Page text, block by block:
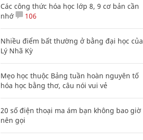
Các công thức hóa học lớp 8, 9 cơ bản cần
nhớ
106
Nhiều điểm bất thường ở bằng đại học của
Lý Nhã Kỳ
Mẹo học thuộc Bảng tuần hoàn nguyên tố
hóa học bằng thơ, câu nói vui vẻ
20 số điện thoại ma ám bạn không bao giờ
nên gọi